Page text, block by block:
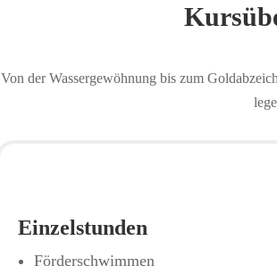
Von der Wassergewöhnung bis zum
Einzelstunden
Förderschwimmen